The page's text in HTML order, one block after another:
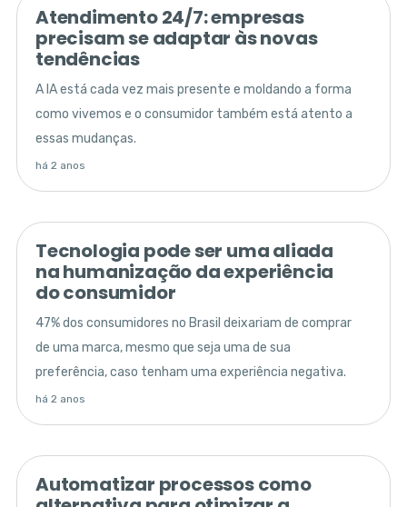
Atendimento 24/7: empresas
precisam se adaptar às novas
tendências
A IA está cada vez mais presente e moldando a forma
como vivemos e o consumidor também está atento a
essas mudanças.
há 2 anos
Tecnologia pode ser uma aliada
na humanização da experiência
do consumidor
47% dos consumidores no Brasil deixariam de comprar
de uma marca, mesmo que seja uma de sua
preferência, caso tenham uma experiência negativa.
há 2 anos
Automatizar processos como